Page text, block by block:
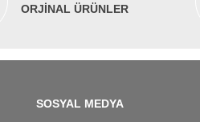
ORJİNAL ÜRÜNLER
SOSYAL MEDYA